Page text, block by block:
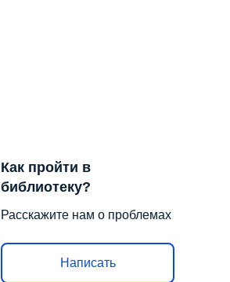
Как пройти в
библиотеку?
Расскажите нам о проблемах
Написать